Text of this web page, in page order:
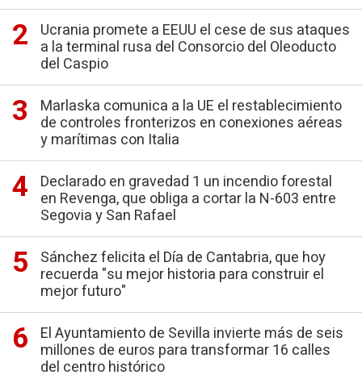
Ucrania promete a EEUU el cese de sus ataques
a la terminal rusa del Consorcio del Oleoducto
del Caspio
Marlaska comunica a la UE el restablecimiento
de controles fronterizos en conexiones aéreas
y marítimas con Italia
Declarado en gravedad 1 un incendio forestal
en Revenga, que obliga a cortar la N-603 entre
Segovia y San Rafael
Sánchez felicita el Día de Cantabria, que hoy
recuerda "su mejor historia para construir el
mejor futuro"
El Ayuntamiento de Sevilla invierte más de seis
millones de euros para transformar 16 calles
del centro histórico